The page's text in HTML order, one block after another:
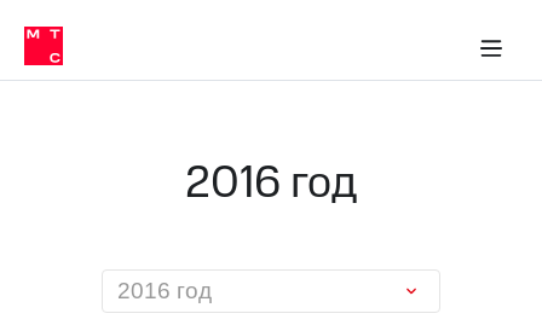
Медиа-центр
и акционерам
Устойчивое развитие
Комплаенс и деловая этика
компании
Руководство
МТС
о технологиях
2016 год
2016 год